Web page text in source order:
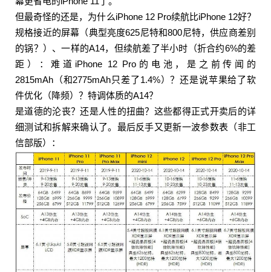
但最奇怪的还是，为什么iPhone 12 Pro续航比iPhone 12好？
规格接近的屏幕（典型亮度625尼特和800尼特，供应商差别
的锅？）、一样的A14，但续航差了半小时（折合约6%的差
距）：难道iPhone 12 Pro的电池，是之前传闻的
2815mAh（和2775mAh只差了1.4%）？还是说苹果给了软
件优化（降频）？特调体质的A14？
是道德的沦丧？还是人性的扭曲？这些都得正式开卖后的详
细测试和拆解来确认了。最后反手又更新一波参数表（非工
信部版）：
2
20 50 自定义
立刻支付
¥
立刻支付
6位以上
6位以上
忘记密码？找回